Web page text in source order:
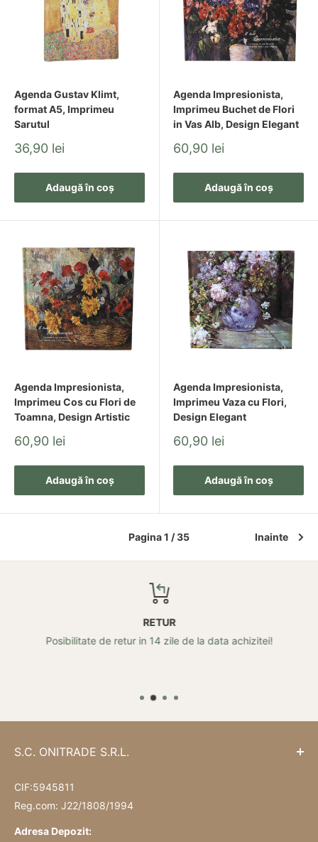
Agenda Gustav Klimt,
format A5, Imprimeu
Sarutul
Pret
redus
36,90 lei
Adaugă în coș
Agenda Impresionista,
Imprimeu Buchet de Flori
in Vas Alb, Design Elegant
Pret
redus
60,90 lei
Adaugă în coș
Agenda Impresionista,
Imprimeu Cos cu Flori de
Toamna, Design Artistic
Pret
redus
60,90 lei
Adaugă în coș
Agenda Impresionista,
Imprimeu Vaza cu Flori,
Design Elegant
Pret
redus
60,90 lei
Adaugă în coș
Pagina 1 / 35 Inainte
RETUR
Posibilitate de retur in 14 zile de la data achizitei!
S.C. ONITRADE S.R.L.
CIF:5945811
Reg.com: J22/1808/1994
Adresa Depozit: